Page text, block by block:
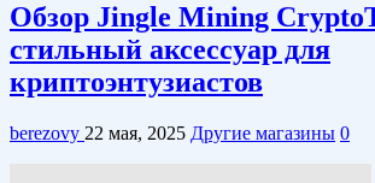
Обзор Jingle Mining
стильный аксессуар для
криптоэнтузиастов
berezovy 22 мая, 2025 Другие магазины 0